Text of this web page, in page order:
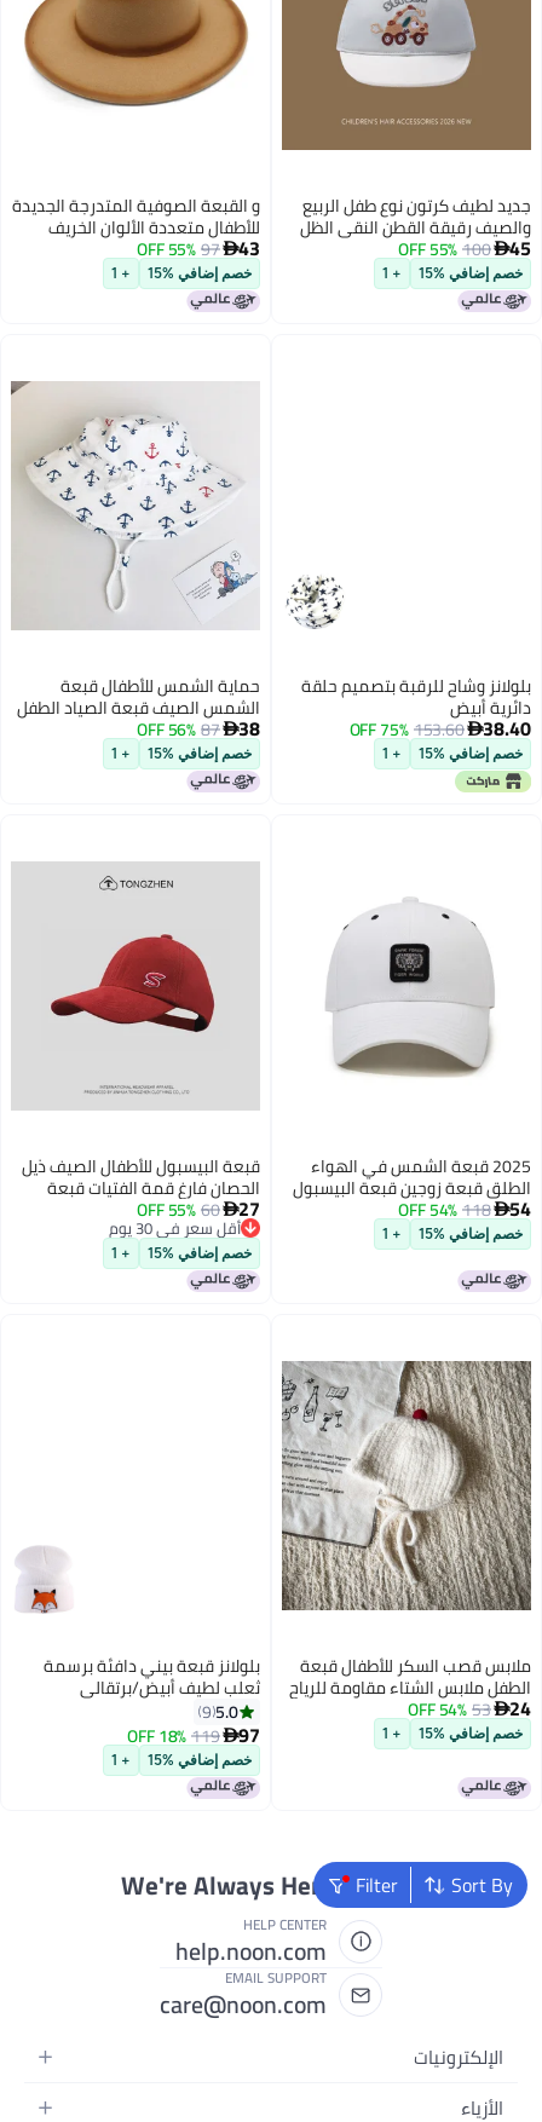
جديد لطيف كرتون نوع طفل الربيع
والصيف رقيقة القطن النقي الظل
الشمسي وحماية الشمس قبعة
البيسبول للأطفال قبعة الخروج
45
100
55% OFF
خصم إضافي %15 + 1
و القبعة الصوفية المتدرجة الجديدة
للأطفال متعددة الألوان الخريف
والشتاء الرجعية ضوء المجلس
قبعة حافة كبيرة شعرت قبعة
43
97
55% OFF
خصم إضافي %15 + 1
6
بلولانز وشاح للرقبة بتصميم حلقة
دائرية أبيض
38.40
153.60
75% OFF
خصم إضافي %15 + 1
حماية الشمس للأطفال قبعة
الشمس الصيف قبعة الصياد الطفل
قبعة الربيع والخريف قبعة الحوض
الرقيقة الأولاد والبنات الصيف
38
87
56% OFF
خصم إضافي %15 + 1
2025 قبعة الشمس في الهواء
الطلق قبعة زوجين قبعة البيسبول
العصرية قبعة الرجال الموضة
الكورية التطريز قبعة عادية للأطفال
54
118
54% OFF
خصم إضافي %15 + 1
قبعة البيسبول للأطفال الصيف ذيل
الحصان فارغ قمة الفتيات قبعة
الربيع والخريف قبعة الشمس للأولاد
والطفل قبعة الشمس للأولاد
27
60
55% OFF
أقل سعر في 30 يوم
أقل سعر في 30 يوم
خصم إضافي %15 + 1
ملابس قصب السكر للأطفال قبعة
الطفل ملابس الشتاء مقاومة للرياح
والدافئة قبعة حماية الأذن للأطفال
قبعة منسوجة لطيفة قبعة الصوف
للأولاد والبنات
24
53
54% OFF
خصم إضافي %15 + 1
4
بلولانز قبعة بيني دافئة برسمة
ثعلب لطيف أبيض/برتقالي
5.0
9
97
119
18% OFF
خصم إضافي %15 + 1
Sort By
Filter
We're Always Here To Help
HELP CENTER
help.noon.com
EMAIL SUPPORT
care@noon.com
الإلكترونيات
الهواتف المتحركة
الأزياء